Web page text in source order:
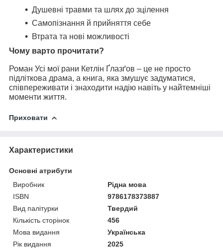
Душевні травми та шлях до зцілення
Самопізнання й прийняття себе
Втрата та нові можливості
Чому варто прочитати?
Роман Усі мої рани Кетлін Ґлазґов – це не просто
підліткова драма, а книга, яка змушує задуматися,
співпереживати і знаходити надію навіть у найтемніші
моменти життя.
Приховати
Характеристики
Основні атрибути
Виробник
Рідна мова
ISBN
9786178373887
Вид палітурки
Твердий
Кількість сторінок
456
Мова видання
Українська
Рік видання
2025